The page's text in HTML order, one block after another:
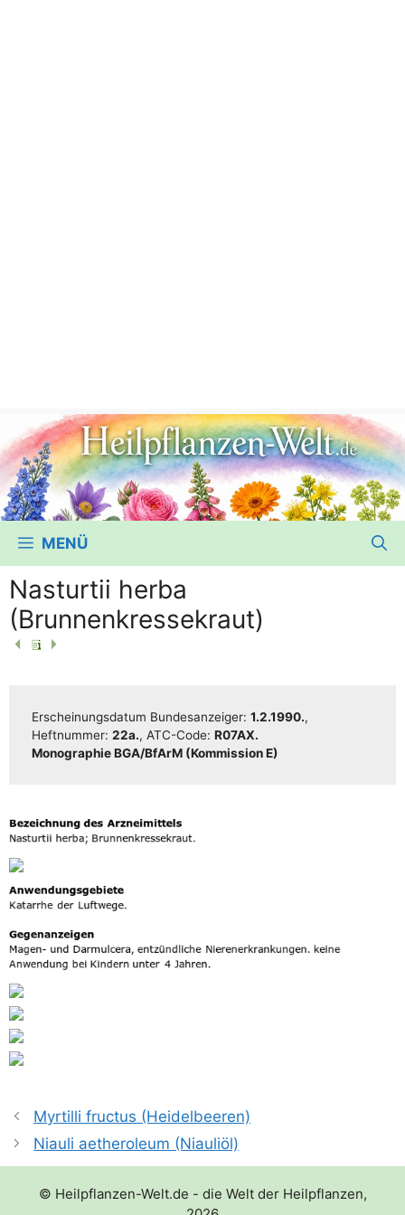
MENÜ
Nasturtii herba
(Brunnenkressekraut)
Erschei­nungs­da­tum Bun­des­an­zei­ger: 1.2.1990.,
Heft­num­mer: 22a., ATC-Code: R07AX.
Mono­gra­phie BGA/​​BfArM (Kom­mis­si­on E)
Myrtilli fructus (Heidelbeeren)
Niauli aetheroleum (Niauliöl)
© Heilpflanzen-Welt.de - die Welt der Heilpflanzen,